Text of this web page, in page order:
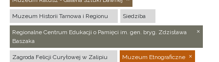
Muzeum Historii Tarnowa i Regionu Siedziba
Regionalne Centrum Edukacji o Pamięci im. gen. bryg. Zdzisława
Baszaka
Zagroda Felicji Curyłowej w Zalipiu Muzeum Etnograficzne